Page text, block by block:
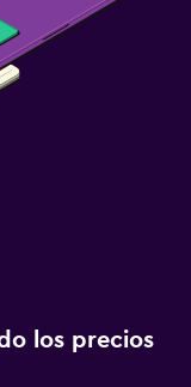
los precios